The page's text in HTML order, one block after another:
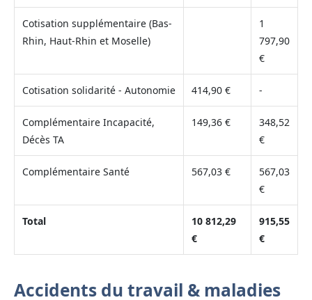
Cotisation supplémentaire (Bas-
Rhin, Haut-Rhin et Moselle)
1
797,90
€
Cotisation solidarité - Autonomie 414,90 € -
Complémentaire Incapacité,
Décès TA
149,36 €
348,52
€
Complémentaire Santé 567,03 €
567,03
€
Total
10 812,29
€
915,55
€
Accidents du travail & maladies